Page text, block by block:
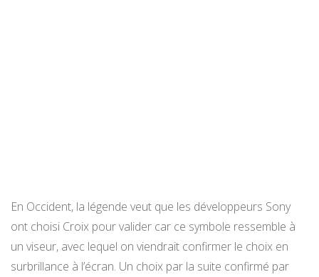
En Occident, la légende veut que les développeurs Sony
ont choisi Croix pour valider car ce symbole ressemble à
un viseur, avec lequel on viendrait confirmer le choix en
surbrillance à l’écran. Un choix par la suite confirmé par